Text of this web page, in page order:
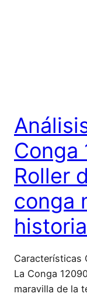
Conga
Roller
conga
historia
Características
La Conga
maravilla de la